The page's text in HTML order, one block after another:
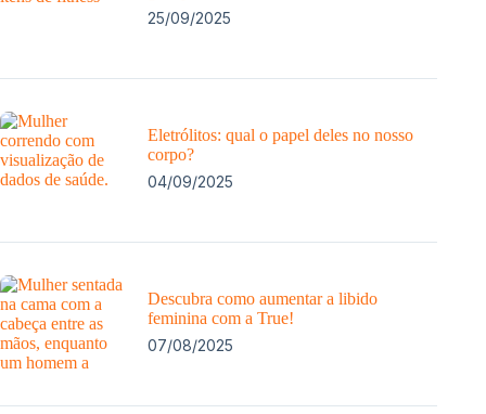
25/09/2025
Eletrólitos: qual o papel deles no nosso
corpo?
04/09/2025
Descubra como aumentar a libido
feminina com a True!
07/08/2025